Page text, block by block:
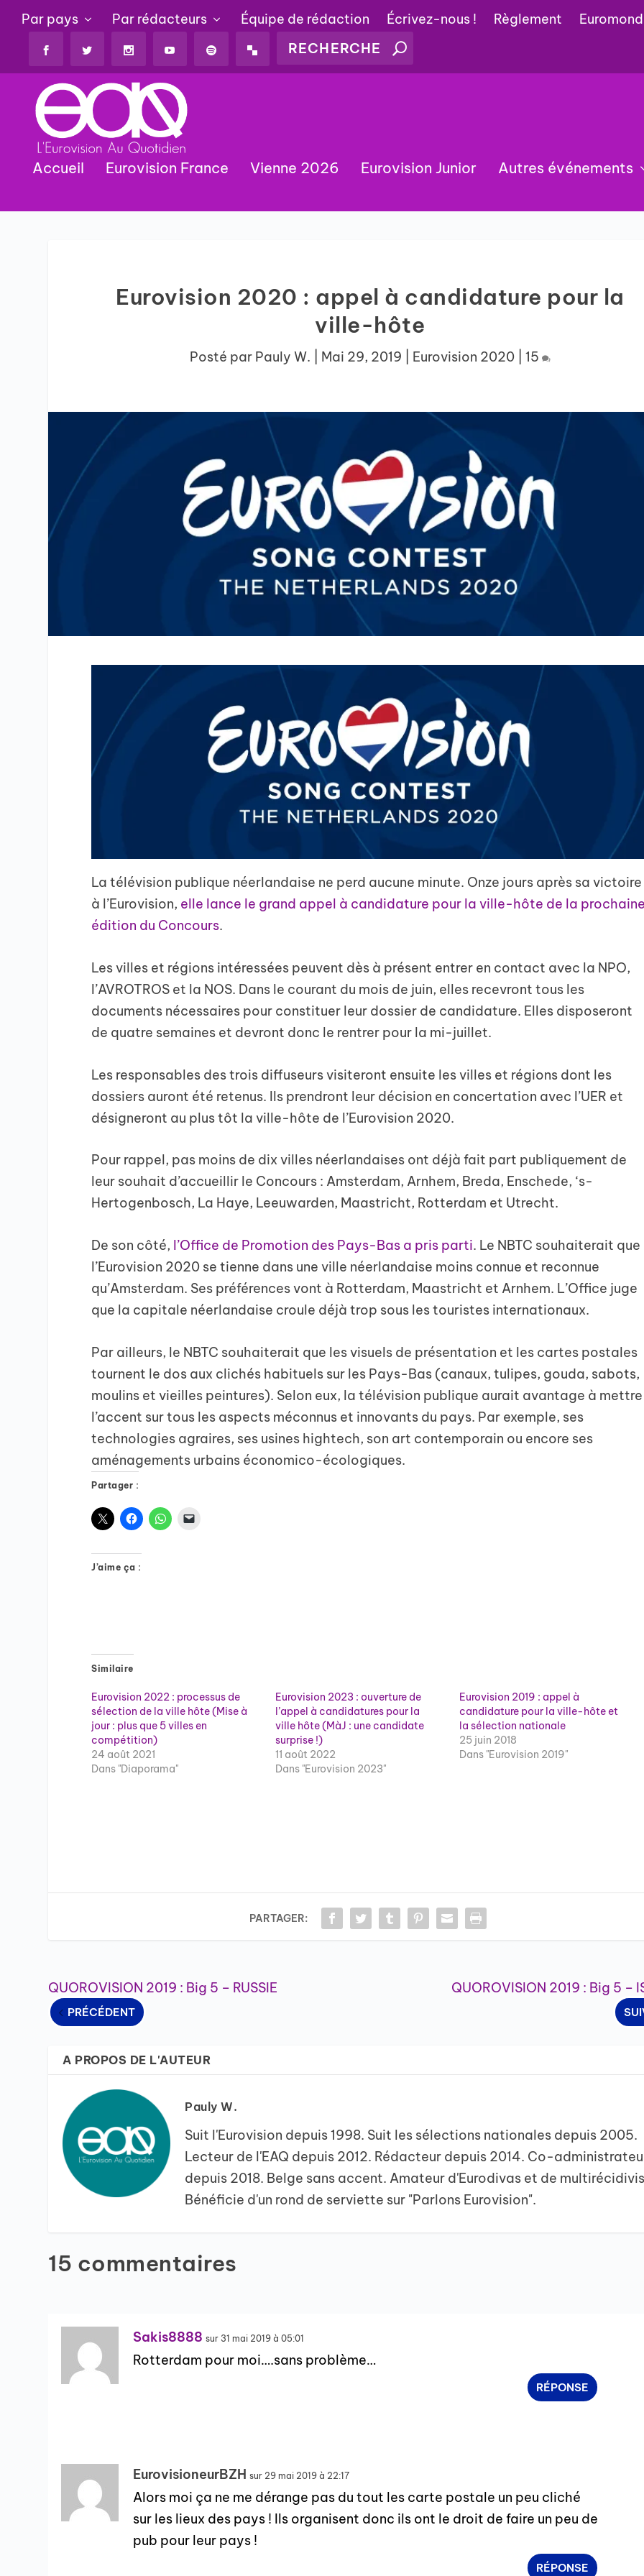
Par pays Par rédacteurs Équipe de rédaction Écrivez-nous ! Règlement
Accueil Eurovision France Vienne 2026 Eurovision Junior Autres événements
Eurovision 2020 : appel à candidature pour la
ville-hôte
Posté par Pauly W. Mai 29, 2019 Eurovision 2020| 15
La télévision publique néerlandaise ne perd aucune minute. Onze jours après sa victoire
à l’Eurovision, elle lance le grand appel à candidature pour la ville-hôte de la
édition du Concours.
Les villes et régions intéressées peuvent dès à présent entrer en contact avec la NPO,
l’AVROTROS et la NOS. Dans le courant du mois de juin, elles recevront tous les
documents nécessaires pour constituer leur dossier de candidature. Elles disposeront
de quatre semaines et devront donc le rentrer pour la mi-juillet.
Les responsables des trois diffuseurs visiteront ensuite les villes et régions dont les
dossiers auront été retenus. Ils prendront leur décision en concertation avec l’UER et
désigneront au plus tôt la ville-hôte de l’Eurovision 2020.
Pour rappel, pas moins de dix villes néerlandaises ont déjà fait part publiquement de
leur souhait d’accueillir le Concours : Amsterdam, Arnhem, Breda, Enschede, ‘s-
Hertogenbosch, La Haye, Leeuwarden, Maastricht, Rotterdam et Utrecht.
De son côté, l’Office de Promotion des Pays-Bas a pris parti. Le NBTC souhaiterait que
l’Eurovision 2020 se tienne dans une ville néerlandaise moins connue et reconnue
qu’Amsterdam. Ses préférences vont à Rotterdam, Maastricht et Arnhem. L’Office juge
que la capitale néerlandaise croule déjà trop sous les touristes internationaux.
Par ailleurs, le NBTC souhaiterait que les visuels de présentation et les cartes postales
tournent le dos aux clichés habituels sur les Pays-Bas (canaux, tulipes, gouda, sabots,
moulins et vieilles peintures). Selon eux, la télévision publique aurait avantage à mettre
l’accent sur tous les aspects méconnus et innovants du pays. Par exemple, ses
technologies agraires, ses usines hightech, son art contemporain ou encore ses
aménagements urbains économico-écologiques.
Partager :
J’aime ça :
Similaire
Eurovision 2022 : processus de
sélection de la ville hôte (Mise à
jour : plus que 5 villes en
compétition)
24 août 2021
Dans "Diaporama"
Eurovision 2023 : ouverture de
l’appel à candidatures pour la
ville hôte (MàJ : une candidate
surprise !)
11 août 2022
Dans "Eurovision 2023"
Eurovision 2019 : appel à
candidature pour la ville-hôte et
la sélection nationale
25 juin 2018
Dans "Eurovision 2019"
PARTAGER:
QUOROVISION 2019 : Big 5 – RUSSIE
PRÉCÉDENT
QUOROVISION 2019 : Big 5 –
A PROPOS DE L'AUTEUR
Pauly W.
Suit l'Eurovision depuis 1998. Suit les sélections nationales depuis 2005.
Lecteur de l'EAQ depuis 2012. Rédacteur depuis 2014. Co-
depuis 2018. Belge sans accent. Amateur d'Eurodivas et de
Bénéficie d'un rond de serviette sur "Parlons Eurovision".
15 commentaires
Sakis8888 sur 31 mai 2019 à 05:01
Rotterdam pour moi….sans problème…
RÉPONSE
EurovisioneurBZH sur 29 mai 2019 à 22:17
Alors moi ça ne me dérange pas du tout les carte postale un peu cliché
sur les lieux des pays ! Ils organisent donc ils ont le droit de faire un peu de
pub pour leur pays !
RÉPONSE